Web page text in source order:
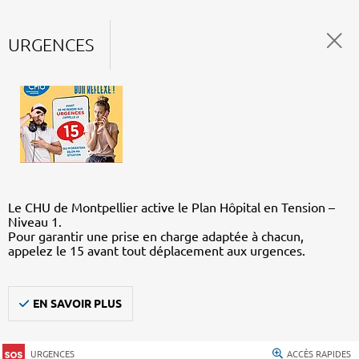
URGENCES
Le CHU de Montpellier active le Plan Hôpital en Tension –
Niveau 1.
Pour garantir une prise en charge adaptée à chacun,
appelez le 15 avant tout déplacement aux urgences.
EN SAVOIR PLUS
URGENCES ACCÈS RAPIDES